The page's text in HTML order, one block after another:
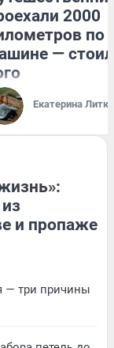
2000
по
—
Екатерина
и пропаже
— три причины